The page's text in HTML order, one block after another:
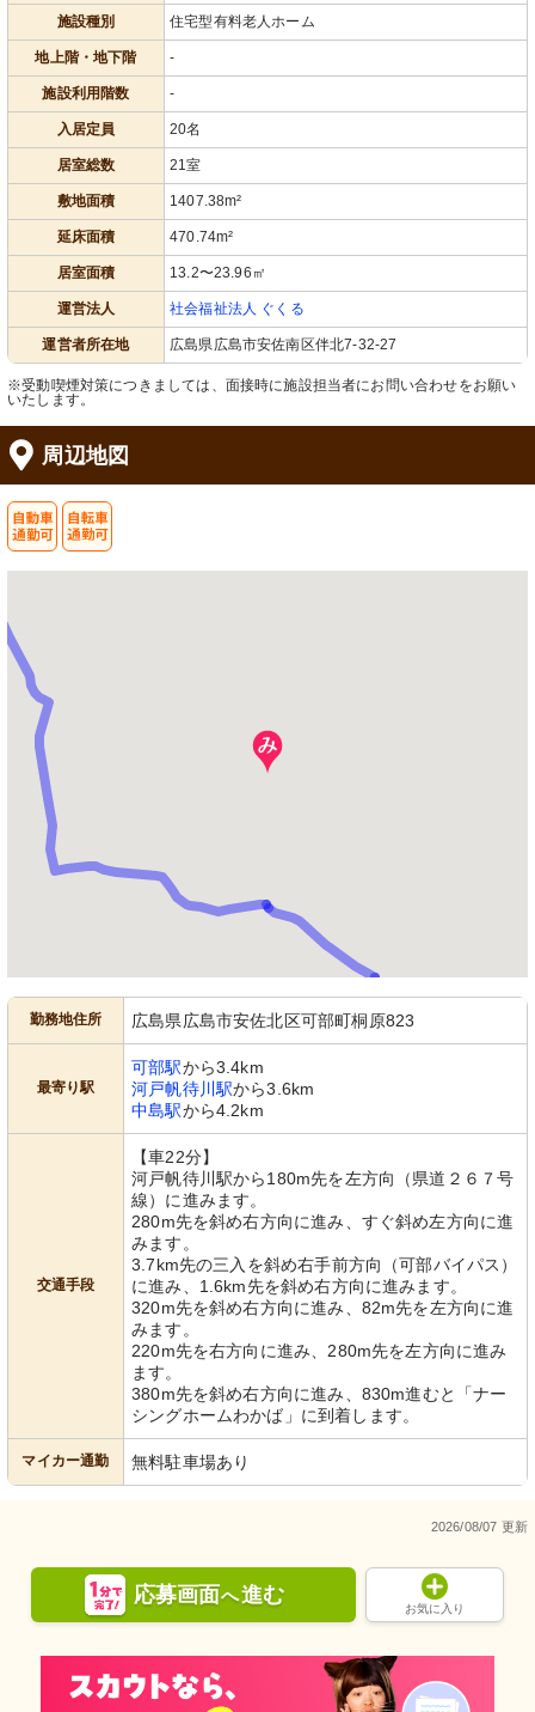
施設種別 住宅型有料老人ホーム
地上階・地下階 -
施設利用階数 -
入居定員 20名
居室総数 21室
敷地面積 1407.38m²
延床面積 470.74m²
居室面積 13.2〜23.96㎡
運営法人 社会福祉法人 ぐくる
運営者所在地 広島県広島市安佐南区伴北7-32-27
※受動喫煙対策につきましては、面接時に施設担当者にお問い合わせをお願い
いたします。
周辺地図
勤務地住所 広島県広島市安佐北区可部町桐原823
最寄り駅
可部駅から3.4km
河戸帆待川駅から3.6km
中島駅から4.2km
交通手段
【車22分】
河戸帆待川駅から180m先を左方向（県道２６７号
線）に進みます。
280m先を斜め右方向に進み、すぐ斜め左方向に進
みます。
3.7km先の三入を斜め右手前方向（可部バイパス）
に進み、1.6km先を斜め右方向に進みます。
320m先を斜め右方向に進み、82m先を左方向に進
みます。
220m先を右方向に進み、280m先を左方向に進み
ます。
380m先を斜め右方向に進み、830m進むと「ナー
シングホームわかば」に到着します。
マイカー通勤 無料駐車場あり
2026/08/07 更新
応募画面へ進む
お気に入り